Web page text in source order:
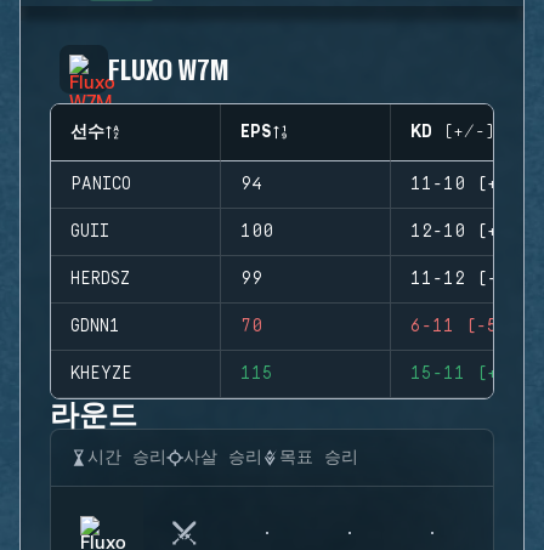
FLUXO W7M
선수 EPS KD (+/-)
PANICO 94 11-10 (+1)
GUII 100 12-10 (+2)
HERDSZ 99 11-12 (-1)
GDNN1 70 6-11 (-5)
KHEYZE 115 15-11 (+4)
라운드
시간 승리 사살 승리 목표 승리